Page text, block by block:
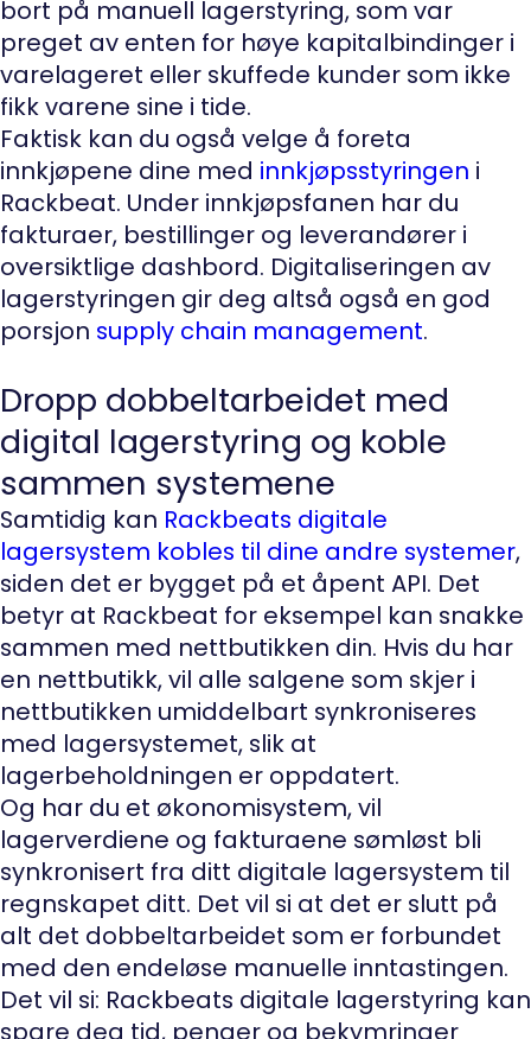
bort på manuell lagerstyring, som var
preget av enten for høye kapitalbindinger i
varelageret eller skuffede kunder som ikke
fikk varene sine i tide.
Faktisk kan du også velge å foreta
innkjøpene dine med innkjøpsstyringen i
Rackbeat. Under innkjøpsfanen har du
fakturaer, bestillinger og leverandører i
oversiktlige dashbord. Digitaliseringen av
lagerstyringen gir deg altså også en god
porsjon supply chain management.
Dropp dobbeltarbeidet med
digital lagerstyring og koble
sammen systemene
Samtidig kan Rackbeats digitale
lagersystem kobles til dine andre systemer,
siden det er bygget på et åpent API. Det
betyr at Rackbeat for eksempel kan snakke
sammen med nettbutikken din. Hvis du har
en nettbutikk, vil alle salgene som skjer i
nettbutikken umiddelbart synkroniseres
med lagersystemet, slik at
lagerbeholdningen er oppdatert.
Og har du et økonomisystem, vil
lagerverdiene og fakturaene sømløst bli
synkronisert fra ditt digitale lagersystem til
regnskapet ditt. Det vil si at det er slutt på
alt det dobbeltarbeidet som er forbundet
med den endeløse manuelle inntastingen.
Det vil si: Rackbeats digitale lagerstyring kan